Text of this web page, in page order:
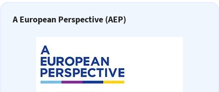
A European Perspective (AEP)